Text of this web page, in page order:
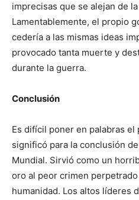
imprecisas que se alejan de la
Lamentablemente, el propio
cedería a las mismas ideas
provocado tanta muerte y
durante la guerra.
Conclusión
Es difícil poner en palabras
significó para la conclusión
Mundial. Sirvió como un
oro al peor crimen
humanidad. Los altos líderes